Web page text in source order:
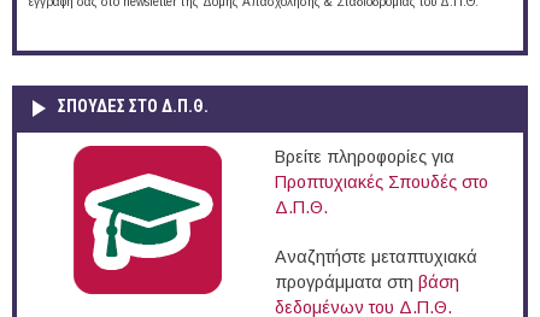
ΣΠΟΥΔΈΣ ΣΤΟ Δ.Π.Θ.
Βρείτε πληροφορίες για
Προπτυχιακές Σπουδές στο
Δ.Π.Θ.
Αναζητήστε μεταπτυχιακά
προγράμματα στη βάση
δεδομένων του Δ.Π.Θ.